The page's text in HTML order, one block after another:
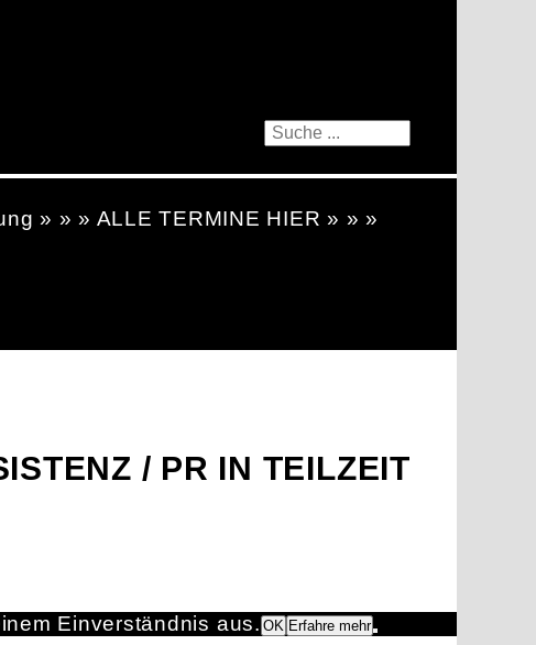
» » » ALLE TERMINE HIER » » »
/ PR IN TEILZEIT
Einverständnis aus. OK Erfahre mehr